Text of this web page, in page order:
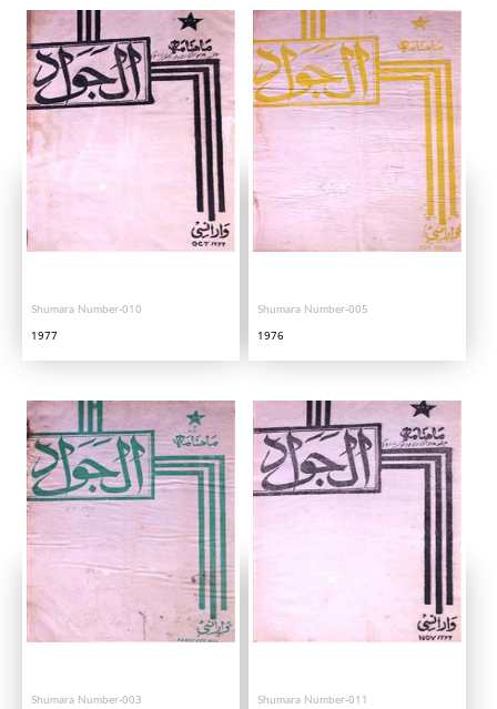
Shumara Number-010
1977
Shumara Number-005
1976
Shumara Number-003
Shumara Number-011